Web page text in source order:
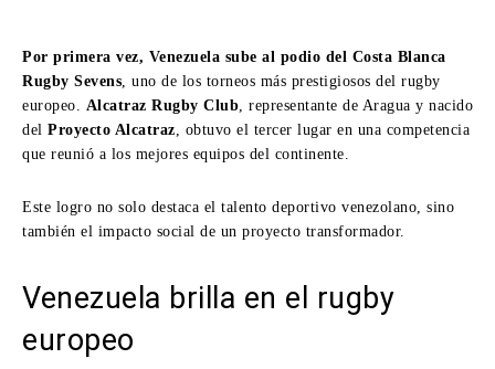
Por primera vez, Venezuela sube al podio del Costa Blanca
Rugby Sevens , uno de los torneos más prestigiosos del rugby
europeo. Alcatraz Rugby Club , representante de Aragua y nacido
del Proyecto Alcatraz , obtuvo el tercer lugar en una competencia
que reunió a los mejores equipos del continente.
Este logro no solo destaca el talento deportivo venezolano, sino
también el impacto social de un proyecto transformador.
Venezuela brilla en el rugby
europeo